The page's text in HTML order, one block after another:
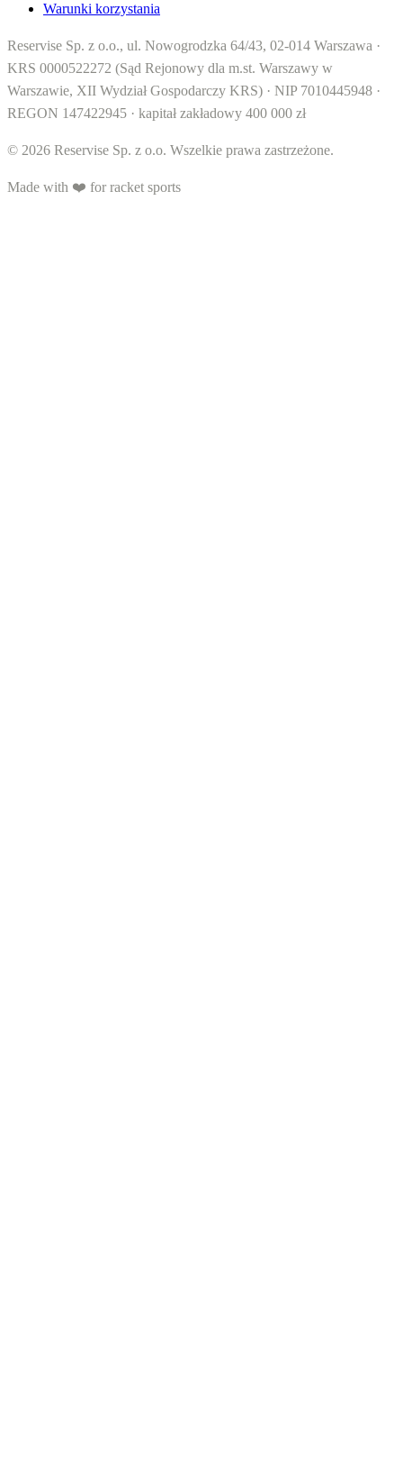
Warunki korzystania
Reservise Sp. z o.o., ul. Nowogrodzka 64/43, 02-014 Warszawa ·
KRS 0000522272 (Sąd Rejonowy dla m.st. Warszawy w
Warszawie, XII Wydział Gospodarczy KRS) · NIP 7010445948 ·
REGON 147422945 · kapitał zakładowy 400 000 zł
© 2026 Reservise Sp. z o.o. Wszelkie prawa zastrzeżone.
Made with ❤️ for racket sports